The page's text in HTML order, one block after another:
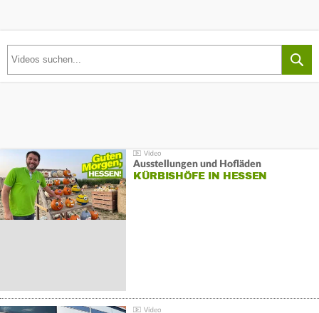
Ausstellungen und Hofläden
KÜRBISHÖFE IN HESSEN